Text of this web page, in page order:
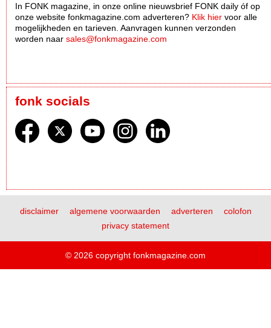
In FONK magazine, in onze online nieuwsbrief FONK daily óf op
onze website fonkmagazine.com adverteren? Klik hier voor alle
mogelijkheden en tarieven. Aanvragen kunnen verzonden
worden naar sales@fonkmagazine.com
fonk socials
disclaimer algemene voorwaarden adverteren
colofon
privacy statement
© 2026 copyright fonkmagazine.com